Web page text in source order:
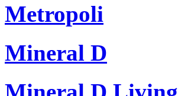
Metropoli
Mineral D